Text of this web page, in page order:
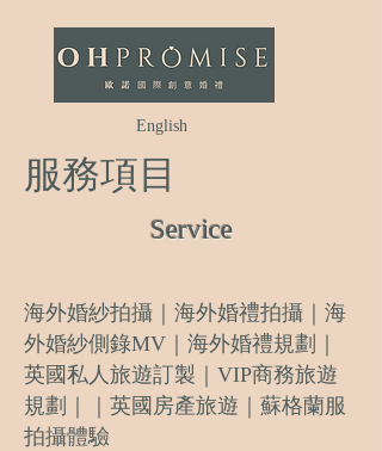
English
​服務項目
Service
海外婚紗拍攝｜海外婚禮拍攝 ｜海
外婚紗側錄MV｜海外婚禮規劃
英國私人旅遊訂製｜VIP商務旅遊
規劃｜
｜英國房產旅遊｜蘇格蘭服
拍攝體驗